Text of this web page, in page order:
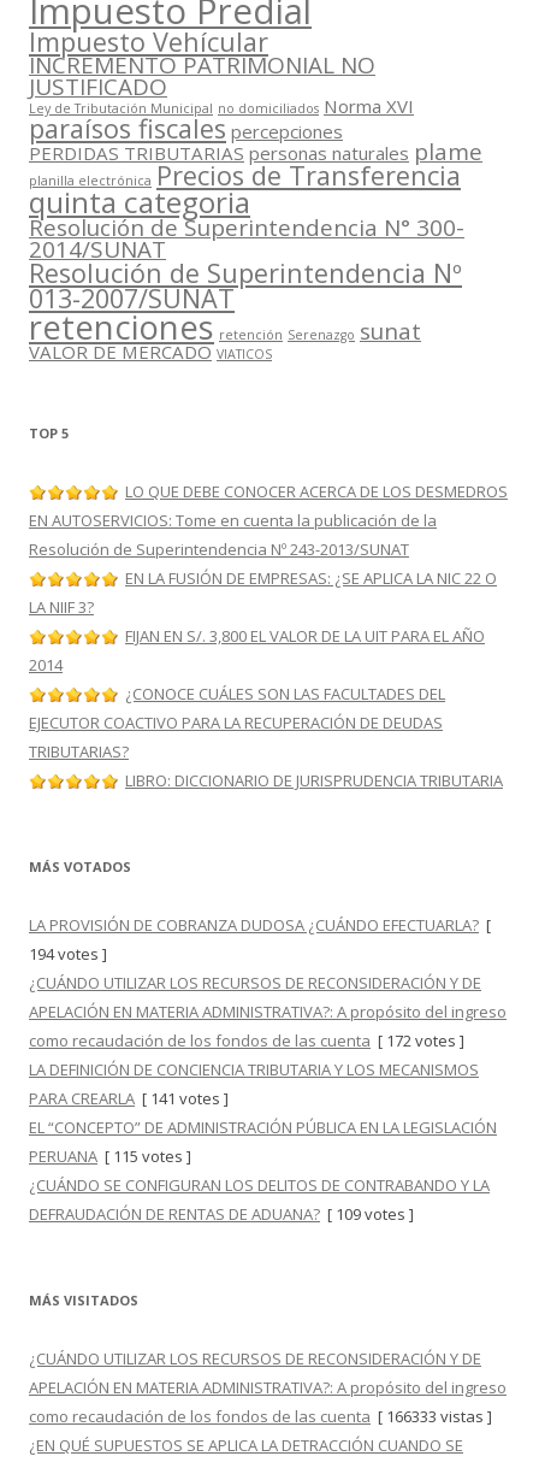
Impuesto Predial
Impuesto Vehícular
INCREMENTO PATRIMONIAL NO
JUSTIFICADO
Ley de Tributación Municipal no domiciliados Norma XVI
paraísos fiscales percepciones
PERDIDAS TRIBUTARIAS personas naturales plame
planilla electrónica Precios de Transferencia
quinta categoria
Resolución de Superintendencia N° 300-
2014/SUNAT
Resolución de Superintendencia Nº
013-2007/SUNAT
retenciones retención Serenazgo sunat
VALOR DE MERCADO VIATICOS
TOP 5
LO QUE DEBE CONOCER ACERCA DE LOS DESMEDROS
EN AUTOSERVICIOS: Tome en cuenta la publicación de la
Resolución de Superintendencia Nº 243-2013/SUNAT
EN LA FUSIÓN DE EMPRESAS: ¿SE APLICA LA NIC 22 O
LA NIIF 3?
FIJAN EN S/. 3,800 EL VALOR DE LA UIT PARA EL AÑO
2014
¿CONOCE CUÁLES SON LAS FACULTADES DEL
EJECUTOR COACTIVO PARA LA RECUPERACIÓN DE DEUDAS
TRIBUTARIAS?
LIBRO: DICCIONARIO DE JURISPRUDENCIA TRIBUTARIA
MÁS VOTADOS
LA PROVISIÓN DE COBRANZA DUDOSA ¿CUÁNDO EFECTUARLA? [
194 votes ]
¿CUÁNDO UTILIZAR LOS RECURSOS DE RECONSIDERACIÓN Y DE
APELACIÓN EN MATERIA ADMINISTRATIVA?: A propósito del ingreso
como recaudación de los fondos de las cuenta [ 172 votes ]
LA DEFINICIÓN DE CONCIENCIA TRIBUTARIA Y LOS MECANISMOS
PARA CREARLA [ 141 votes ]
EL “CONCEPTO” DE ADMINISTRACIÓN PÚBLICA EN LA LEGISLACIÓN
PERUANA [ 115 votes ]
¿CUÁNDO SE CONFIGURAN LOS DELITOS DE CONTRABANDO Y LA
DEFRAUDACIÓN DE RENTAS DE ADUANA? [ 109 votes ]
MÁS VISITADOS
¿CUÁNDO UTILIZAR LOS RECURSOS DE RECONSIDERACIÓN Y DE
APELACIÓN EN MATERIA ADMINISTRATIVA?: A propósito del ingreso
como recaudación de los fondos de las cuenta [ 166333 vistas ]
¿EN QUÉ SUPUESTOS SE APLICA LA DETRACCIÓN CUANDO SE